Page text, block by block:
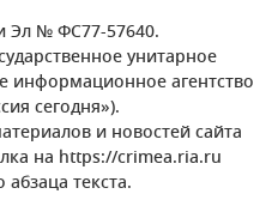
Эл № ФС77-57640.
унитарное
информационное агентство
сегодня»).
и новостей сайта
на https://crimea.ria.ru
текста.